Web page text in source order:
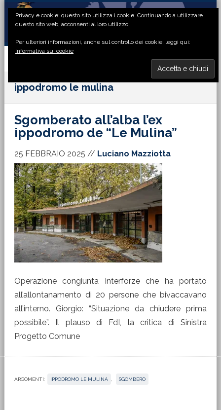
Passa
primaria
Passa
principale
Passa
laterale
Passa
di
ippodromo le mulina
Sgomberato all’alba l’ex
ippodromo de “Le Mulina”
25 FEBBRAIO 2025 // Luciano Mazziotta
Operazione congiunta Interforze che ha portato
all’allontanamento di 20 persone che bivaccavano
all’interno. Giorgio: “Situazione da chiudere prima
possibile”. Il plauso di FdI, la critica di Sinistra
Progetto Comune
ARGOMENTI: IPPODROMO LE MULINA SGOMBERO
Privacy e cookie: questo sito utilizza i cookie. Continuando a utilizzare
questo sito web, acconsenti al loro utilizzo.
Per ulteriori informazioni, anche sul controllo dei cookie, leggi qui:
Informativa sui cookie